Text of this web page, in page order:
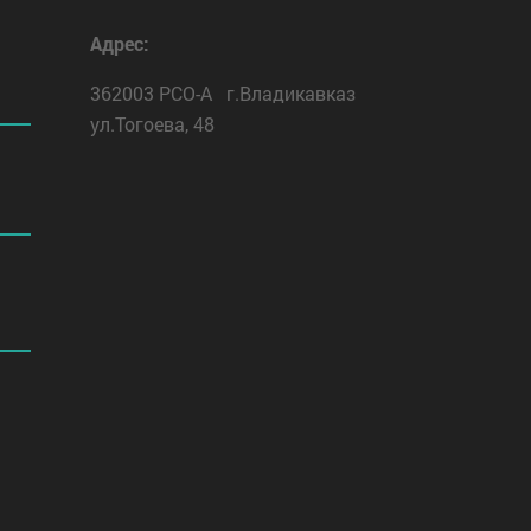
Адрес:
362003 РСО-А г.Владикавказ
ул.Тогоева, 48